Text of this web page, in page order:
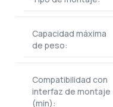
Capacidad máxima
de peso:
Compatibilidad con
interfaz de montaje
(min):